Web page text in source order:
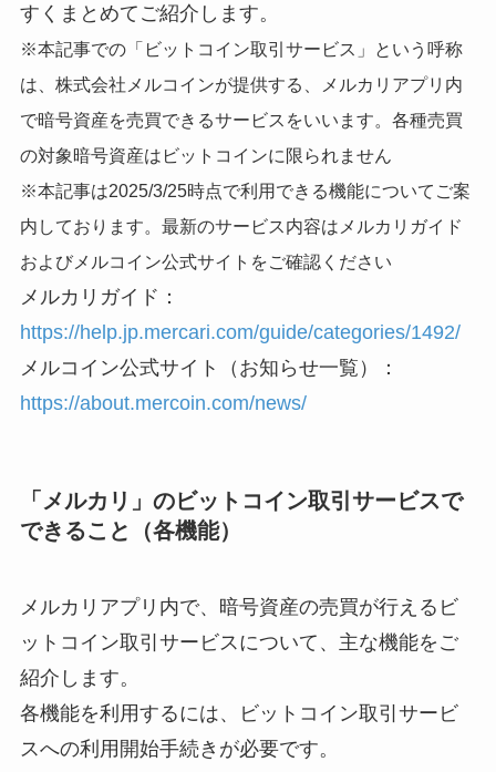
すくまとめてご紹介します。
※本記事での「ビットコイン取引サービス」という呼称
は、株式会社メルコインが提供する、メルカリアプリ内
で暗号資産を売買できるサービスをいいます。各種売買
の対象暗号資産はビットコインに限られません
※本記事は2025/3/25時点で利用できる機能についてご案
内しております。最新のサービス内容はメルカリガイド
およびメルコイン公式サイトをご確認ください
メルカリガイド：
https://help.jp.mercari.com/guide/categories/1492/
メルコイン公式サイト（お知らせ一覧）：
https://about.mercoin.com/news/
「メルカリ」のビットコイン取引サービスで
できること（各機能）
メルカリアプリ内で、暗号資産の売買が行えるビ
ットコイン取引サービスについて、主な機能をご
紹介します。
各機能を利用するには、ビットコイン取引サービ
スへの利用開始手続きが必要です。